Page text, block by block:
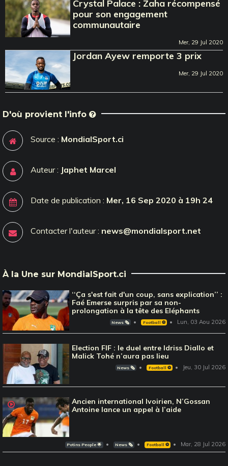
Crystal Palace : Zaha récompensé
pour son engagement
communautaire
Mer, 29 Jul 2020
Jordan Ayew remporte 3 prix
Mer, 29 Jul 2020
D'où provient l'info
Source : MondialSport.ci
Auteur : Japhet Marcel
Date de publication : Mer, 16 Sep 2020 à 19h 24
Contacter l'auteur : news@mondialsport.net
À la Une sur MondialSport.ci
‘‘Ça s'est fait d'un coup, sans explication’’ :
Faé Emerse surpris par sa non-
prolongation à la tête des Eléphants
News 🗞️ Football ⚽️ Lun, 03 Aou 2026
Election FIF : le duel entre Idriss Diallo et
Malick Tohé n’aura pas lieu
News 🗞️ Football ⚽️ Jeu, 30 Jul 2026
Ancien international Ivoirien, N’Gossan
Antoine lance un appel à l’aide
Potins People 🌟 News 🗞️ Football ⚽️ Mar, 28 Jul 2026